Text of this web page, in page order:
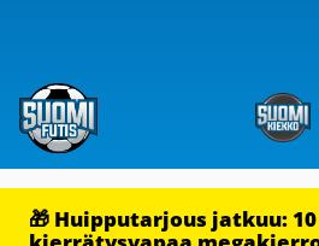
🎁 Huipputarjous jatkuu: